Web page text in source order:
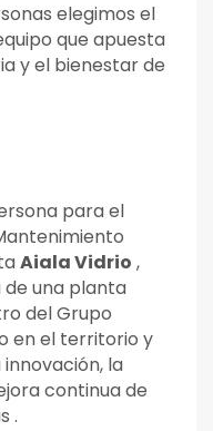
elegimos el
que apuesta
y el bienestar de
para el
Aiala Vidrio ,
una planta
del Grupo
en el territorio y
la
continua de
.